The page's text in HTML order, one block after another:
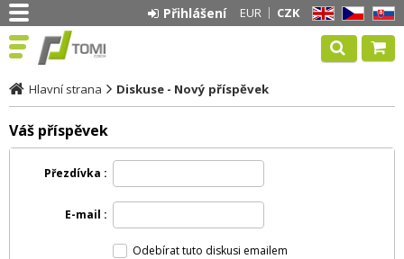
EN CZ SK
EUR CZK
Přihlášení
Hlavní strana Diskuse - Nový příspěvek
Váš příspěvek
Přezdívka
E-mail
Odebírat tuto diskusi emailem